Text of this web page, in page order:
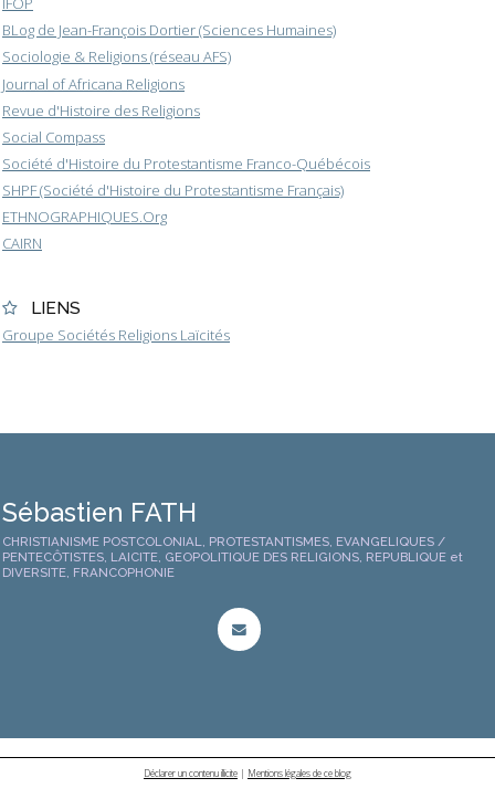
BLog de Jean-François Dortier (Sciences Humaines)
Sociologie & Religions (réseau AFS)
Journal of Africana Religions
Revue d'Histoire des Religions
Social Compass
Société d'Histoire du Protestantisme Franco-Québécois
SHPF (Société d'Histoire du Protestantisme Français)
ETHNOGRAPHIQUES.Org
CAIRN
LIENS
Groupe Sociétés Religions Laïcités
Sébastien FATH
CHRISTIANISME POSTCOLONIAL, PROTESTANTISMES, EVANGELIQUES /
PENTECÔTISTES, LAICITE, GEOPOLITIQUE DES RELIGIONS, REPUBLIQUE et
DIVERSITE, FRANCOPHONIE
Déclarer un contenu illicite | Mentions légales de ce blog